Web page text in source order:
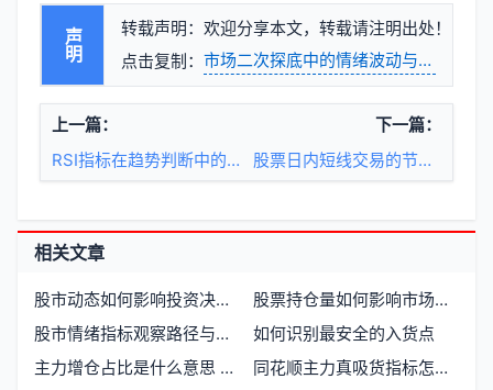
声明
转载声明：欢迎分享本文，转载请注明出处！
点击复制： 市场二次探底中的情绪波动与资金流向
上一篇：
RSI指标在趋势判断中的实战应用
下一篇：
股票日内短线交易的节奏与纪律
相关文章
股市动态如何影响投资决策和市场趋势
股票持仓量如何影响市场走势和交易决策
股市情绪指标观察路径与市场心理映射
如何识别最安全的入货点
主力增仓占比是什么意思 如何理解主力资金的增仓比例
同花顺主力真吸货指标怎么用